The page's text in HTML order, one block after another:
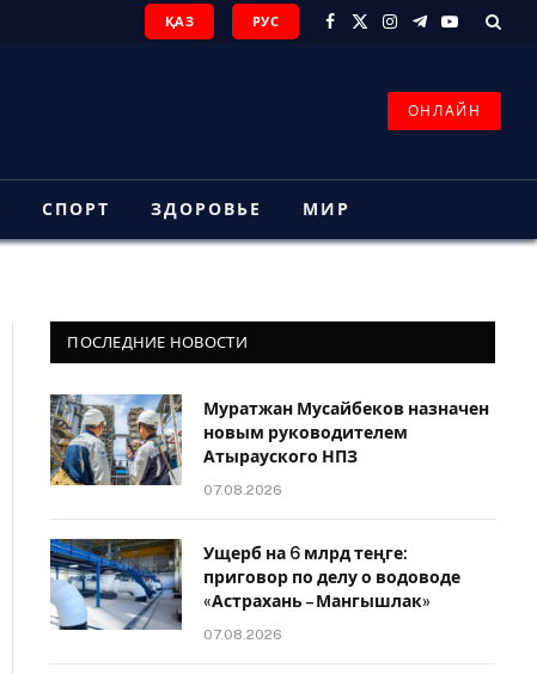
ҚАЗ РУС
Facebook
X
Instagram
Telegram
YouTube
ОНЛАЙН
СПОРТ ЗДОРОВЬЕ МИР
ПОСЛЕДНИЕ НОВОСТИ
Муратжан Мусайбеков назначен
новым руководителем
Атырауского НПЗ
07.08.2026
Ущерб на 6 млрд теңге:
приговор по делу о водоводе
«Астрахань – Мангышлак»
07.08.2026